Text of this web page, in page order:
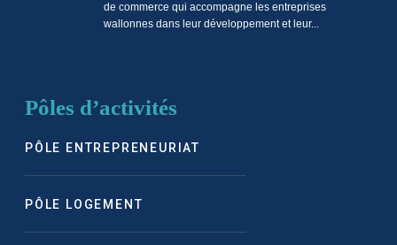
de commerce qui accompagne les entreprises
wallonnes dans leur développement et leur...
Pôles d’activités
PÔLE ENTREPRENEURIAT
PÔLE LOGEMENT